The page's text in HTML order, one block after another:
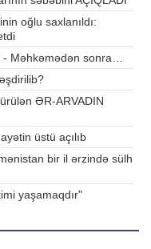
oğlu saxlanıldı:
Məhkəmədən sonra…
ƏR-ARVADIN
üstü açılıb
bir il ərzində sülh
yaşamaqdır"